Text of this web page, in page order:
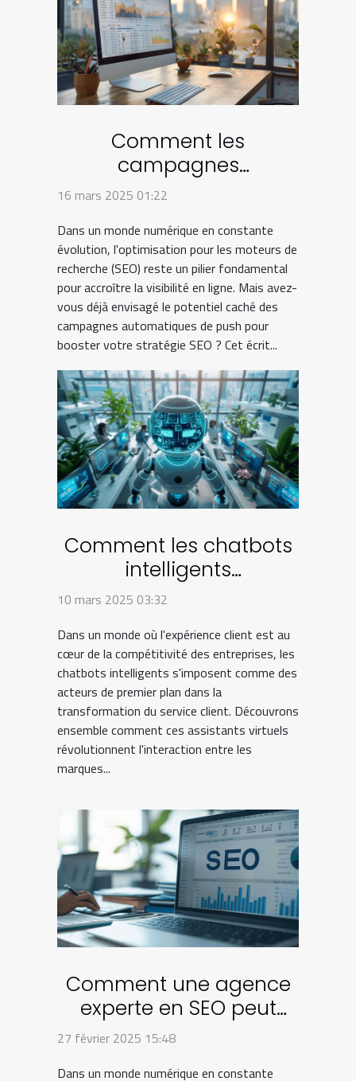
Comment les
campagnes
automatiques de push
votre stratégie SEO
16 mars 2025 01:22
Dans un monde numérique en constante
évolution, l'optimisation pour les moteurs de
recherche (SEO) reste un pilier fondamental
pour accroître la visibilité en ligne. Mais avez-
vous déjà envisagé le potentiel caché des
campagnes automatiques de push pour
booster votre stratégie SEO ? Cet écrit...
Comment les chatbots
intelligents
transforment le service
10 mars 2025 03:32
Dans un monde où l'expérience client est au
cœur de la compétitivité des entreprises, les
chatbots intelligents s'imposent comme des
acteurs de premier plan dans la
transformation du service client. Découvrons
ensemble comment ces assistants virtuels
révolutionnent l'interaction entre les
marques...
Comment une agence
experte en SEO peut
transformer votre
27 février 2025 15:48
Dans un monde numérique en constante